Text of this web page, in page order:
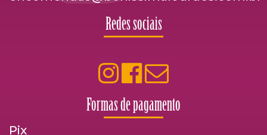
Redes sociais
Formas de pagamento
Pix